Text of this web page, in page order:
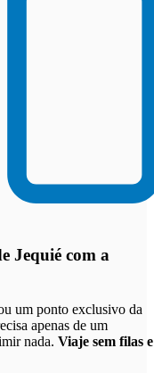
Jequié com a
um ponto exclusivo da
apenas de um
nada. Viaje sem filas e